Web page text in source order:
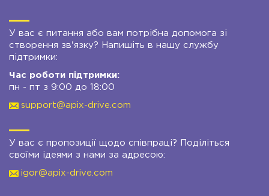
У вас є питання або вам потрібна допомога зі
створення зв'язку? Напишіть в нашу службу
підтримки:
Час роботи підтримки:
пн - пт з 9:00 до 18:00
support@apix-drive.com
У вас є пропозиції щодо співпраці? Поділіться
своїми ідеями з нами за адресою:
igor@apix-drive.com